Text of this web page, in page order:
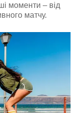
моменти – від
матчу.